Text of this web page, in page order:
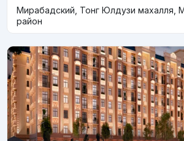
Мирабадский, Тонг Юлдузи махалля,
район